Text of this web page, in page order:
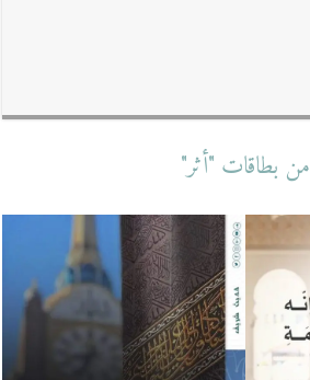
من بطاقات "أثر"